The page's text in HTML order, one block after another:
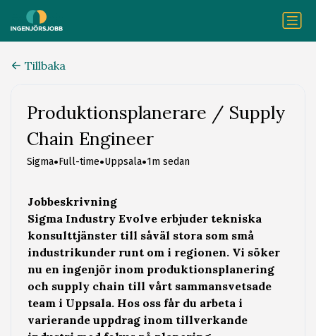
Tillbaka
Produktionsplanerare / Supply
Chain Engineer
Sigma•Full-time•Uppsala•1m sedan
Jobbeskrivning
Sigma Industry Evolve erbjuder tekniska
konsulttjänster till såväl stora som små
industrikunder runt om i regionen. Vi söker
nu en ingenjör inom produktionsplanering
och supply chain till vårt sammansvetsade
team i Uppsala. Hos oss får du arbeta i
varierande uppdrag inom tillverkande